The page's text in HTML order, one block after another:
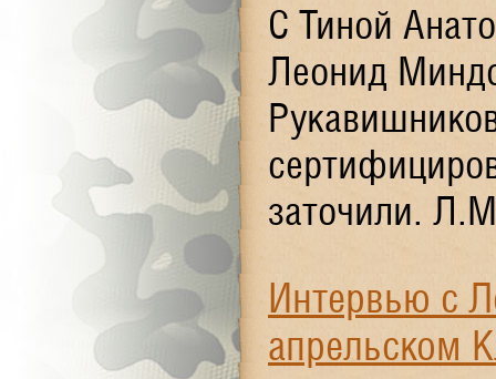
С Тиной
Леонид
заточили.
Интервью с
апрельском